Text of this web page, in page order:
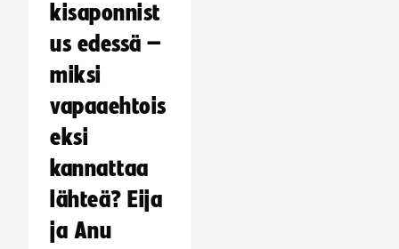
kisaponnist
us edessä –
miksi
vapaaehtois
eksi
kannattaa
lähteä? Eija
ja Anu